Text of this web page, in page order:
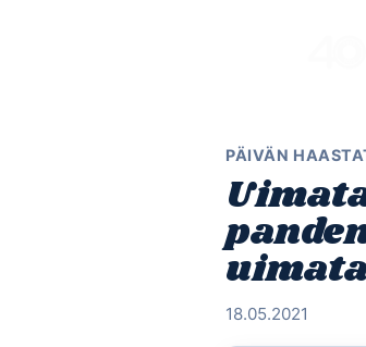
PÄIVÄN
18.05.2021